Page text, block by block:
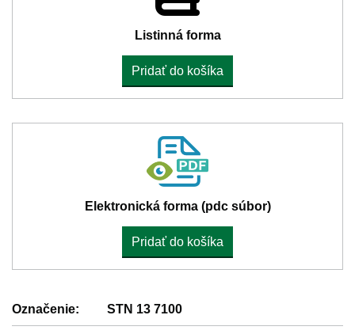
Listinná forma
Pridať do košíka
Elektronická forma (pdc súbor)
Pridať do košíka
Označenie: STN 13 7100